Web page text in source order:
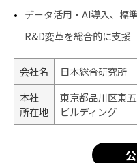
データ活用・AI導入、標
R&D変革を総合的に支援
会社名
日本総合研究所
本社
所在地
東京都品川区東
ビルディング